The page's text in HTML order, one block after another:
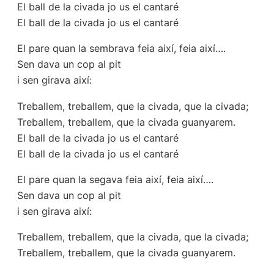
El ball de la civada jo us el cantaré
El ball de la civada jo us el cantaré
El pare quan la sembrava feia així, feia així….
Sen dava un cop al pit
i sen girava així:
Treballem, treballem, que la civada, que la civada;
Treballem, treballem, que la civada guanyarem.
El ball de la civada jo us el cantaré
El ball de la civada jo us el cantaré
El pare quan la segava feia així, feia així….
Sen dava un cop al pit
i sen girava així:
Treballem, treballem, que la civada, que la civada;
Treballem, treballem, que la civada guanyarem.